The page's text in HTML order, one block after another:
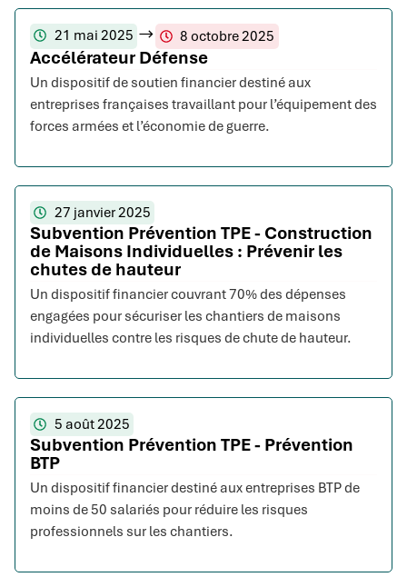
21 mai 2025 8 octobre 2025
Accélérateur Défense
Un dispositif de soutien financier destiné aux
entreprises françaises travaillant pour l’équipement des
forces armées et l’économie de guerre.
27 janvier 2025
Subvention Prévention TPE - Construction
de Maisons Individuelles : Prévenir les
chutes de hauteur
Un dispositif financier couvrant 70% des dépenses
engagées pour sécuriser les chantiers de maisons
individuelles contre les risques de chute de hauteur.
5 août 2025
Subvention Prévention TPE - Prévention
BTP
Un dispositif financier destiné aux entreprises BTP de
moins de 50 salariés pour réduire les risques
professionnels sur les chantiers.